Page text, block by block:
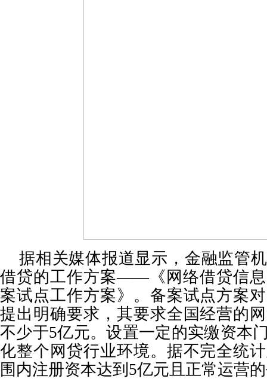
据相关媒体报道显示，金融监管
借贷的工作方案——《网络借贷信
案试点工作方案》。备案试点方案
提出明确要求，其要求全国经营的
不少于5亿元。设置一定的实缴资本
化整个网贷行业环境。据不完全统
围内注册资本达到 5亿元且正常运营